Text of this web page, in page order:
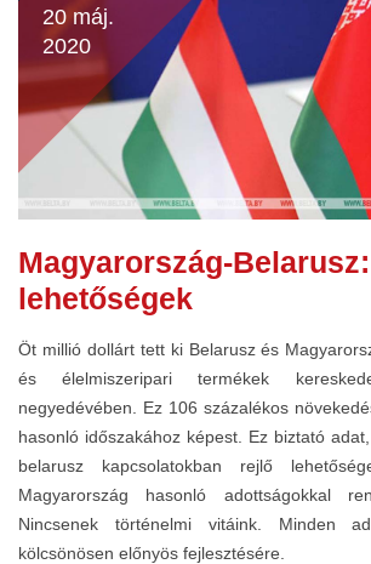
20 máj.
2020
Magyarország-
lehetőségek
Öt millió dollárt tett ki Belarusz és
és élelmiszeripari termékek
negyedévében. Ez 106 százalékos
hasonló időszakához képest. Ez biztató
belarusz kapcsolatokban rejlő
Magyarország hasonló adottságokkal
Nincsenek történelmi vitáink. Minden
kölcsönösen előnyös fejlesztésére.